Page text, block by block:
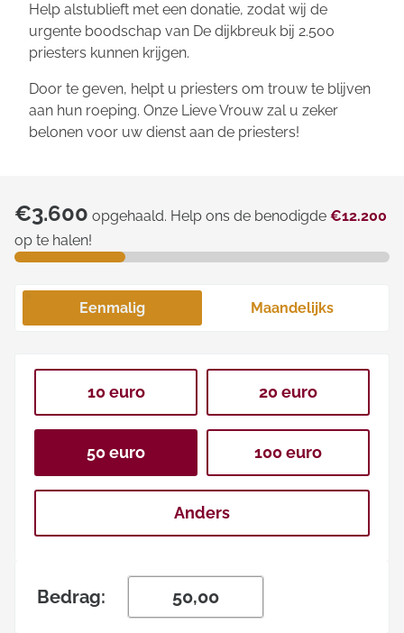
Help alstublieft met een donatie, zodat wij de
urgente boodschap van De dijkbreuk bij 2.500
priesters kunnen krijgen.
Door te geven, helpt u priesters om trouw te blijven
aan hun roeping. Onze Lieve Vrouw zal u zeker
belonen voor uw dienst aan de priesters!
€3.600 opgehaald. Help ons de benodigde €12.200
op te halen!
Eenmalig Maandelijks
10 euro 20 euro
50 euro 100 euro
Anders
Bedrag: